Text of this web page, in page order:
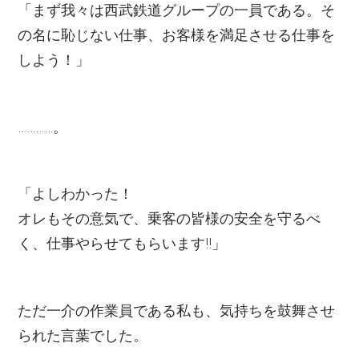
「まず我々は西武鉄道グループの一員である。そ
の名に恥じない仕事、お客様を満足させる仕事を
しよう！」
…………。
「よしわかった！
オレもその意気で、乗客の皆様の安全を守るべ
く、仕事やらせてもらいます!!」
ただ一介の作業員である私も、気持ちを鼓舞させ
られた言葉でした。